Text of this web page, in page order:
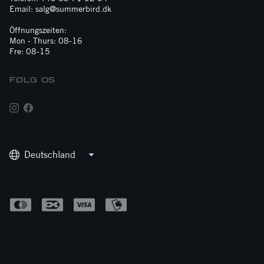
Email: salg@summerbird.dk
Öffnungszeiten:
Mon - Thurs: 08-16
Fre: 08-15
FØLG OS
Deutschland